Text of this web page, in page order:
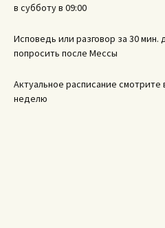
в субботу в 09:00
Исповедь или разговор за 30
попросить после Мессы
Актуальное расписание смотрите
неделю